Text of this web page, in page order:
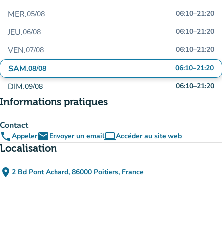
MER.05/08 06:10–21:20
JEU.06/08 06:10–21:20
VEN.07/08 06:10–21:20
SAM.08/08 06:10–21:20
DIM.09/08 06:10–21:20
Informations pratiques
Contact
phoneAppeleremailEnvoyer un emailcomputerAccéder au site web
(nouvel onglet)
Localisation
place 2 Bd Pont Achard, 86000 Poitiers, France
(ouvrir dans Google Maps)
(nouvel onglet)